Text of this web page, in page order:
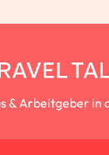
& Arbeitgeber in